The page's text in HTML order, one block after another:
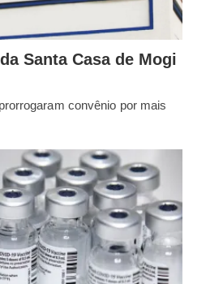
Santa Casa de Mogi
convênio por mais